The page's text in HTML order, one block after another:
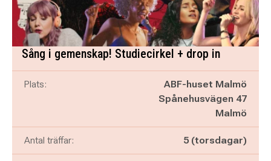
Sång i gemenskap! Studiecirkel + drop in
Plats:
ABF-huset Malmö
Spånehusvägen 47
Malmö
Antal träffar: 5 (torsdagar)